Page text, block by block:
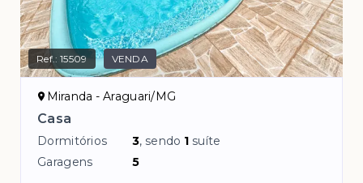
Ref.:15509 VENDA
Miranda - Araguari/MG
Casa
Dormitórios 3, sendo 1 suíte
Garagens
5